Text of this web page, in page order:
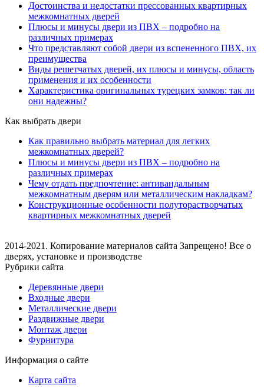
Достоинства и недостатки прессованных квартирных
межкомнатных дверей
Плюсы и минусы двери из ПВХ – подробно на
различных примерах
Что представляют собой двери из вспененного ПВХ, их
преимущества
Виды решетчатых дверей, их плюсы и минусы, область
применения и их особенности
Характеристика оригинальных турецких замков: так ли
они надежны?
Как выбрать двери
Как правильно выбрать материал для легких
межкомнатных дверей?
Плюсы и минусы двери из ПВХ – подробно на
различных примерах
Чему отдать предпочтение: антивандальным
межкомнатным дверям или металлическим накладкам?
Конструкционные особенности полуторастворчатых
квартирных межкомнатных дверей
2014-2021. Копирование материалов сайта Запрещено! Все о
дверях, установке и производстве
Рубрики сайта
Деревянные двери
Входные двери
Металлические двери
Раздвижные двери
Монтаж двери
Фурнитура
Информация о сайте
Карта сайта